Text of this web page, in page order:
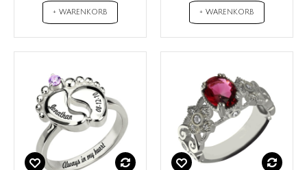
+ WARENKORB + WARENKORB